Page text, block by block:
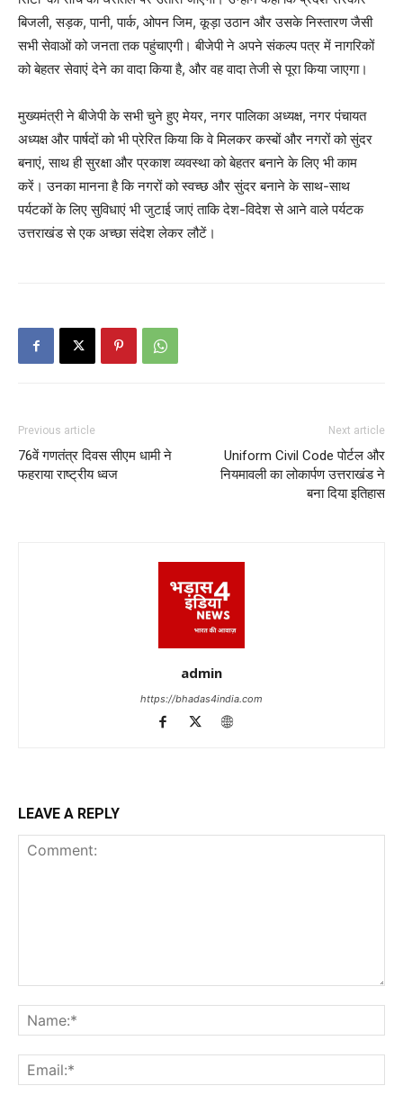
बिजली, सड़क, पानी, पार्क, ओपन जिम, कूड़ा उठान और उसके निस्तारण जैसी
सभी सेवाओं को जनता तक पहुंचाएगी। बीजेपी ने अपने संकल्प पत्र में नागरिकों
को बेहतर सेवाएं देने का वादा किया है, और वह वादा तेजी से पूरा किया जाएगा।
मुख्यमंत्री ने बीजेपी के सभी चुने हुए मेयर, नगर पालिका अध्यक्ष, नगर पंचायत
अध्यक्ष और पार्षदों को भी प्रेरित किया कि वे मिलकर कस्बों और नगरों को सुंदर
बनाएं, साथ ही सुरक्षा और प्रकाश व्यवस्था को बेहतर बनाने के लिए भी काम
करें। उनका मानना है कि नगरों को स्वच्छ और सुंदर बनाने के साथ-साथ
पर्यटकों के लिए सुविधाएं भी जुटाई जाएं ताकि देश-विदेश से आने वाले पर्यटक
उत्तराखंड से एक अच्छा संदेश लेकर लौटें।
Previous article
76वें गणतंत्र दिवस सीएम धामी ने
फहराया राष्ट्रीय ध्वज
Next article
Uniform Civil Code पोर्टल और
नियमावली का लोकार्पण उत्तराखंड ने
बना दिया इतिहास
admin
https://bhadas4india.com
LEAVE A REPLY